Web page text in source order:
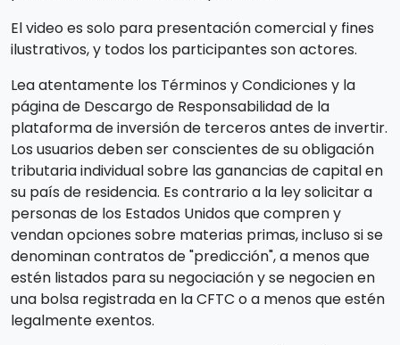
El video es solo para presentación comercial y fines
ilustrativos, y todos los participantes son actores.
Lea atentamente los Términos y Condiciones y la
página de Descargo de Responsabilidad de la
plataforma de inversión de terceros antes de invertir.
Los usuarios deben ser conscientes de su obligación
tributaria individual sobre las ganancias de capital en
su país de residencia. Es contrario a la ley solicitar a
personas de los Estados Unidos que compren y
vendan opciones sobre materias primas, incluso si se
denominan contratos de "predicción", a menos que
estén listados para su negociación y se negocien en
una bolsa registrada en la CFTC o a menos que estén
legalmente exentos.